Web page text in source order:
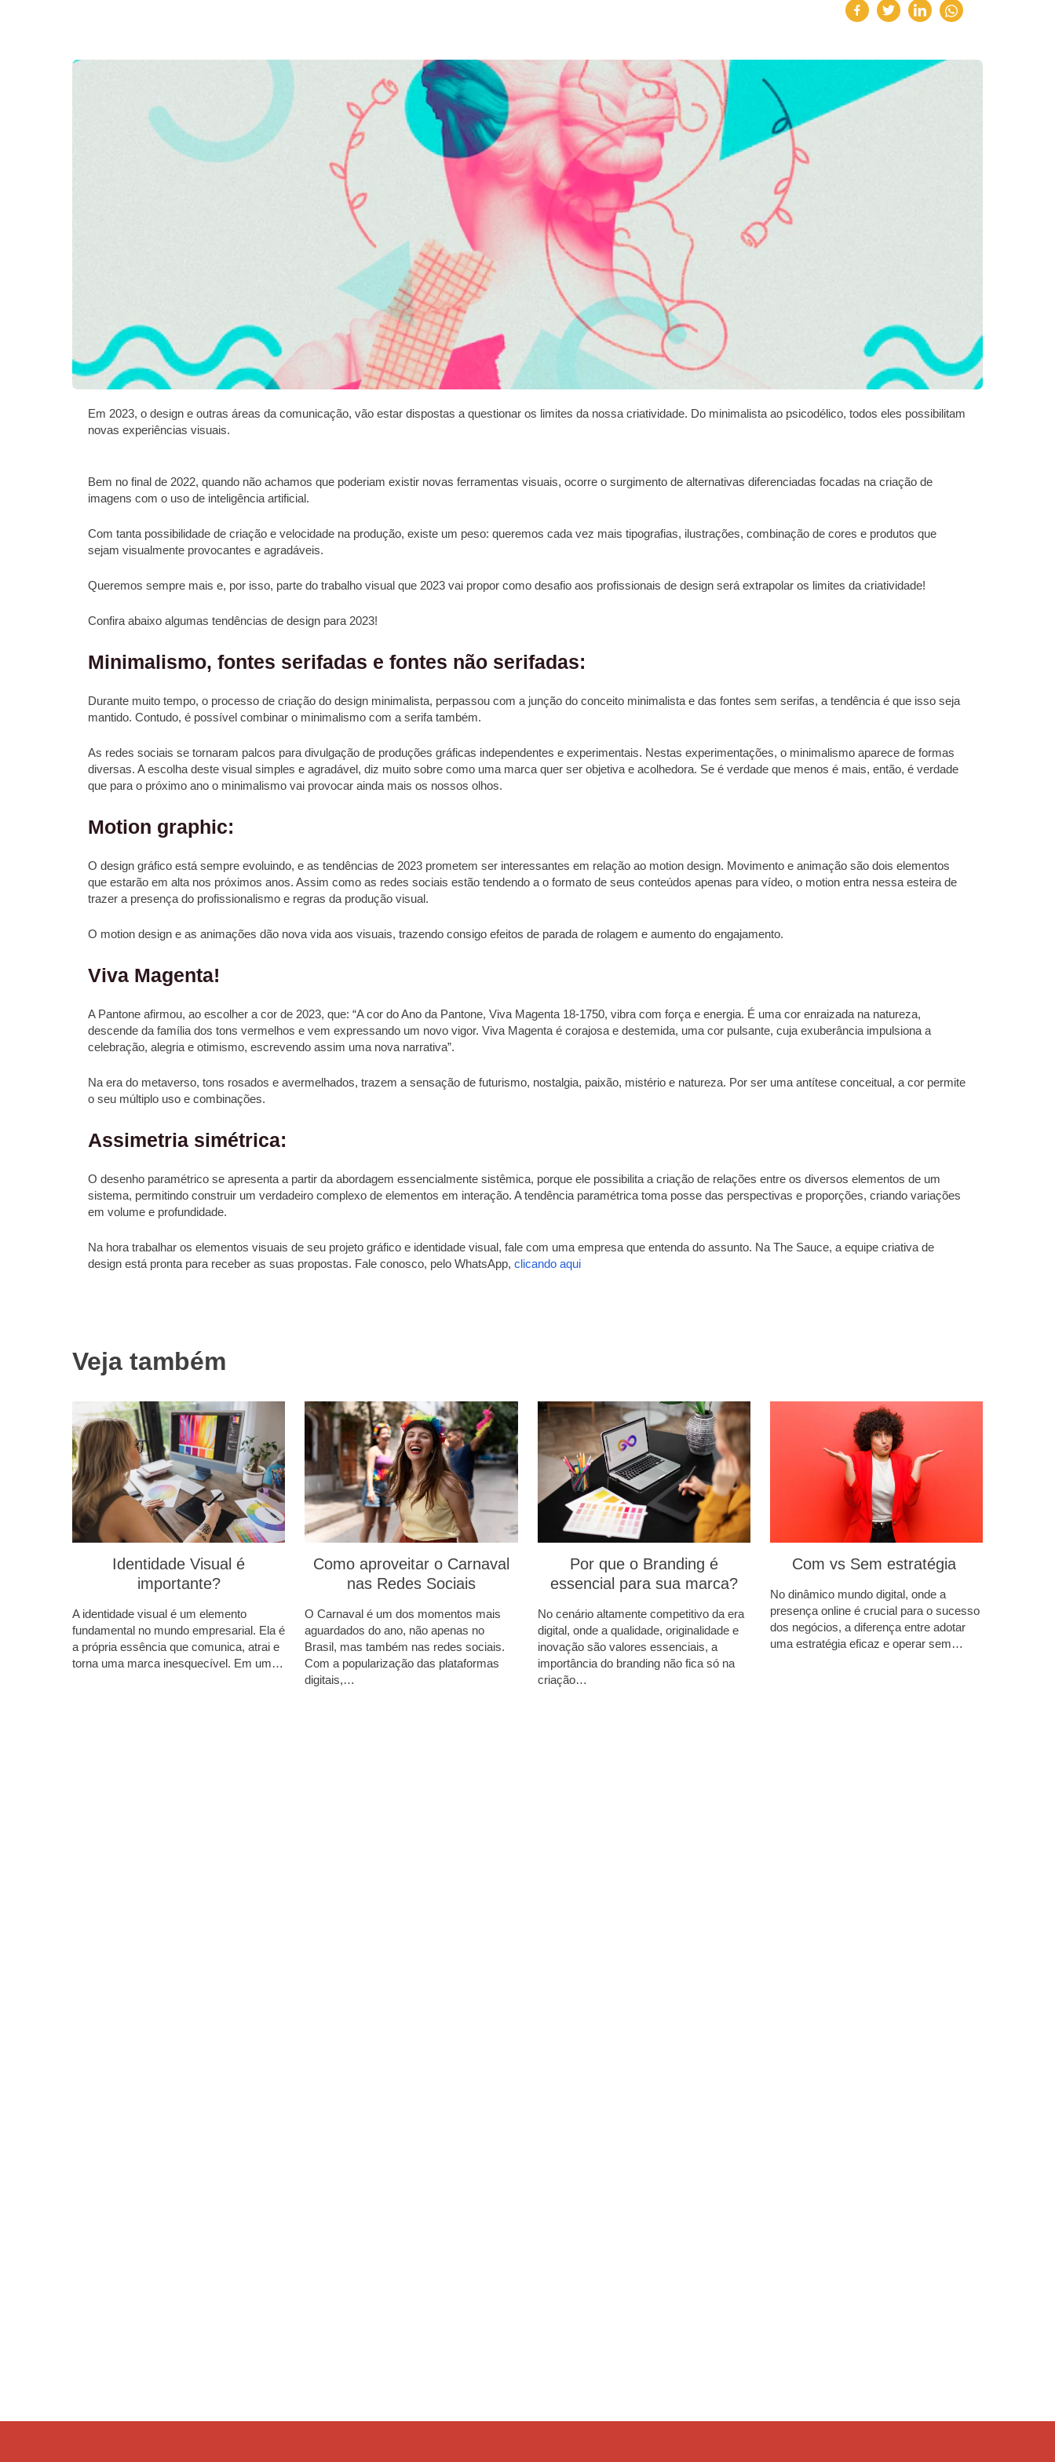
Em 2023, o design e outras áreas da comunicação, vão estar dispostas a questionar os limites da nossa criatividade. Do minimalista ao psicodélico, todos eles possibilitam
novas experiências visuais.
Bem no final de 2022, quando não achamos que poderiam existir novas ferramentas visuais, ocorre o surgimento de alternativas diferenciadas focadas na criação de
imagens com o uso de inteligência artificial.
Com tanta possibilidade de criação e velocidade na produção, existe um peso: queremos cada vez mais tipografias, ilustrações, combinação de cores e produtos que
sejam visualmente provocantes e agradáveis.
Queremos sempre mais e, por isso, parte do trabalho visual que 2023 vai propor como desafio aos profissionais de design será extrapolar os limites da criatividade!
Confira abaixo algumas tendências de design para 2023!
Minimalismo, fontes serifadas e fontes não serifadas:
Durante muito tempo, o processo de criação do design minimalista, perpassou com a junção do conceito minimalista e das fontes sem serifas, a tendência é que isso seja
mantido. Contudo, é possível combinar o minimalismo com a serifa também.
As redes sociais se tornaram palcos para divulgação de produções gráficas independentes e experimentais. Nestas experimentações, o minimalismo aparece de formas
diversas. A escolha deste visual simples e agradável, diz muito sobre como uma marca quer ser objetiva e acolhedora. Se é verdade que menos é mais, então, é verdade
que para o próximo ano o minimalismo vai provocar ainda mais os nossos olhos.
Motion graphic:
O design gráfico está sempre evoluindo, e as tendências de 2023 prometem ser interessantes em relação ao motion design. Movimento e animação são dois elementos
que estarão em alta nos próximos anos. Assim como as redes sociais estão tendendo a o formato de seus conteúdos apenas para vídeo, o motion entra nessa esteira de
trazer a presença do profissionalismo e regras da produção visual.
O motion design e as animações dão nova vida aos visuais, trazendo consigo efeitos de parada de rolagem e aumento do engajamento.
Viva Magenta!
A Pantone afirmou, ao escolher a cor de 2023, que: “A cor do Ano da Pantone, Viva Magenta 18-1750, vibra com força e energia. É uma cor enraizada na natureza,
descende da família dos tons vermelhos e vem expressando um novo vigor. Viva Magenta é corajosa e destemida, uma cor pulsante, cuja exuberância impulsiona a
celebração, alegria e otimismo, escrevendo assim uma nova narrativa”.
Na era do metaverso, tons rosados e avermelhados, trazem a sensação de futurismo, nostalgia, paixão, mistério e natureza. Por ser uma antítese conceitual, a cor permite
o seu múltiplo uso e combinações.
Assimetria simétrica:
O desenho paramétrico se apresenta a partir da abordagem essencialmente sistêmica, porque ele possibilita a criação de relações entre os diversos elementos de um
sistema, permitindo construir um verdadeiro complexo de elementos em interação. A tendência paramétrica toma posse das perspectivas e proporções, criando variações
em volume e profundidade.
Na hora trabalhar os elementos visuais de seu projeto gráfico e identidade visual, fale com uma empresa que entenda do assunto. Na The Sauce, a equipe criativa de
design está pronta para receber as suas propostas. Fale conosco, pelo WhatsApp, clicando aqui
Veja também
Identidade Visual é
importante?
A identidade visual é um elemento
fundamental no mundo empresarial. Ela é
a própria essência que comunica, atrai e
torna uma marca inesquecível. Em um…
Como aproveitar o Carnaval
nas Redes Sociais
O Carnaval é um dos momentos mais
aguardados do ano, não apenas no
Brasil, mas também nas redes sociais.
Com a popularização das plataformas
digitais,…
Por que o Branding é
essencial para sua marca?
No cenário altamente competitivo da era
digital, onde a qualidade, originalidade e
inovação são valores essenciais, a
importância do branding não fica só na
criação…
Com vs Sem estratégia
No dinâmico mundo digital, onde a
presença online é crucial para o sucesso
dos negócios, a diferença entre adotar
uma estratégia eficaz e operar sem…